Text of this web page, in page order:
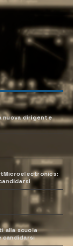
nuova dirigente
alla scuola
candidarsi